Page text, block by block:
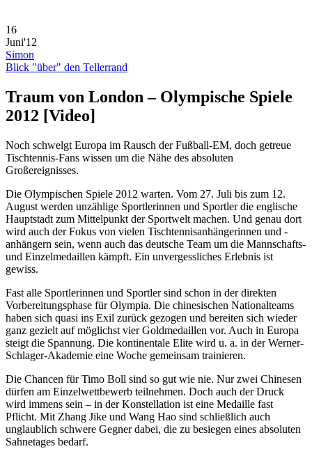
16
Juni'12
Simon
Blick "über" den Tellerrand
Traum von London – Olympische Spiele
2012 [Video]
Noch schwelgt Europa im Rausch der Fußball-EM, doch getreue
Tischtennis-Fans wissen um die Nähe des absoluten
Großereignisses.
Die Olympischen Spiele 2012 warten. Vom 27. Juli bis zum 12.
August werden unzählige Sportlerinnen und Sportler die englische
Hauptstadt zum Mittelpunkt der Sportwelt machen. Und genau dort
wird auch der Fokus von vielen Tischtennisanhängerinnen und -
anhängern sein, wenn auch das deutsche Team um die Mannschafts-
und Einzelmedaillen kämpft. Ein unvergessliches Erlebnis ist
gewiss.
Fast alle Sportlerinnen und Sportler sind schon in der direkten
Vorbereitungsphase für Olympia. Die chinesischen Nationalteams
haben sich quasi ins Exil zurück gezogen und bereiten sich wieder
ganz gezielt auf möglichst vier Goldmedaillen vor. Auch in Europa
steigt die Spannung. Die kontinentale Elite wird u. a. in der Werner-
Schlager-Akademie eine Woche gemeinsam trainieren.
Die Chancen für Timo Boll sind so gut wie nie. Nur zwei Chinesen
dürfen am Einzelwettbewerb teilnehmen. Doch auch der Druck
wird immens sein – in der Konstellation ist eine Medaille fast
Pflicht. Mit Zhang Jike und Wang Hao sind schließlich auch
unglaublich schwere Gegner dabei, die zu besiegen eines absoluten
Sahnetages bedarf.